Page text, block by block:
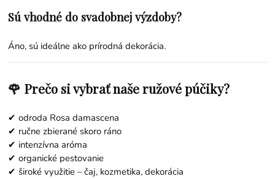
Sú vhodné do svadobnej výzdoby?
Áno, sú ideálne ako prírodná dekorácia.
🌹 Prečo si vybrať naše ružové púčiky?
✔ odroda Rosa damascena
✔ ručne zbierané skoro ráno
✔ intenzívna aróma
✔ organické pestovanie
✔ široké využitie – čaj, kozmetika, dekorácia